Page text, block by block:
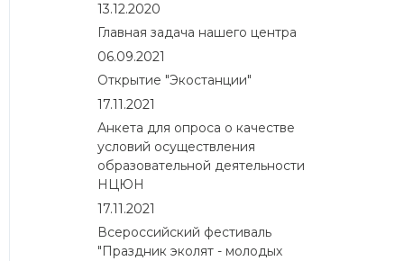
13.12.2020
Главная задача нашего центра
06.09.2021
Открытие "Экостанции"
17.11.2021
Анкета для опроса о качестве
условий осуществления
образовательной деятельности
НЦЮН
17.11.2021
Всероссийский фестиваль
"Праздник эколят - молодых